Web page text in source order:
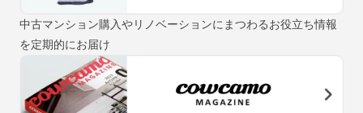
中古マンション購入やリノベーションにまつわるお役立ち情報
を定期的にお届け